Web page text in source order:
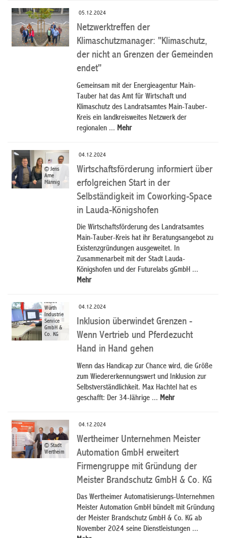
05.12.2024
Netzwerktreffen der
Klimaschutzmanager: "Klimaschutz,
der nicht an Grenzen der Gemeinden
endet"
Gemeinsam mit der Energieagentur Main-
Tauber hat das Amt für Wirtschaft und
Klimaschutz des Landratsamtes Main-Tauber-
Kreis ein landkreisweites Netzwerk der
regionalen ... Mehr
© Jens
Arne
Männig
04.12.2024
Wirtschaftsförderung informiert über
erfolgreichen Start in der
Selbständigkeit im Coworking-Space
in Lauda-Königshofen
Die Wirtschaftsförderung des Landratsamtes
Main-Tauber-Kreis hat ihr Beratungsangebot zu
Existenzgründungen ausgeweitet. In
Zusammenarbeit mit der Stadt Lauda-
Königshofen und der Futurelabs gGmbH ...
Mehr
Archiv
Würth
Industrie
Service
GmbH &
Co. KG
04.12.2024
Inklusion überwindet Grenzen -
Wenn Vertrieb und Pferdezucht
Hand in Hand gehen
Wenn das Handicap zur Chance wird, die Größe
zum Wiedererkennungswert und Inklusion zur
Selbstverständlichkeit. Max Hachtel hat es
geschafft: Der 34-Jährige ... Mehr
© Stadt
Wertheim
04.12.2024
Wertheimer Unternehmen Meister
Automation GmbH erweitert
Firmengruppe mit Gründung der
Meister Brandschutz GmbH & Co. KG
Das Wertheimer Automatisierungs-Unternehmen
Meister Automation GmbH bündelt mit Gründung
der Meister Brandschutz GmbH & Co. KG ab
November 2024 seine Dienstleistungen ...